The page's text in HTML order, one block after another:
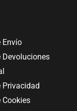
Envío
Devoluciones
Privacidad
Cookies